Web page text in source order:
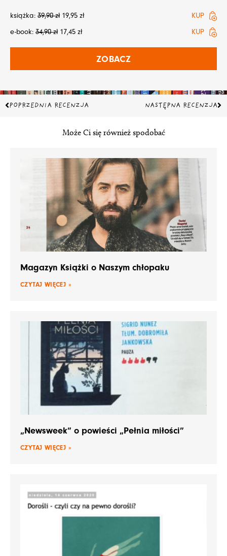
książka: 39,90zł 19,95 zł
KUP
e-book: 34,90zł 17,45 zł KUP
ZOBACZ
Prev
POPRZEDNIA RECENZJA NASTĘPNA RECENZJA
Może Ci się również spodobać
Magazyn Książki o Naszym chłopaku
CZYTAJ WIĘCEJ »
„Newsweek” o powieści „Pełnia miłości”
CZYTAJ WIĘCEJ »